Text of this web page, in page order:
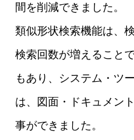
間を削減できました。
類似形状検索機能は、
検索回数が増えること
もあり、システム・ツ
は、図面・ドキュメン
事ができました。